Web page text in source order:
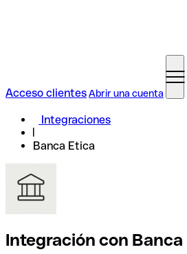
Acceso clientesAbrir una cuenta
Integraciones
Banca Etica
Integración con Banca